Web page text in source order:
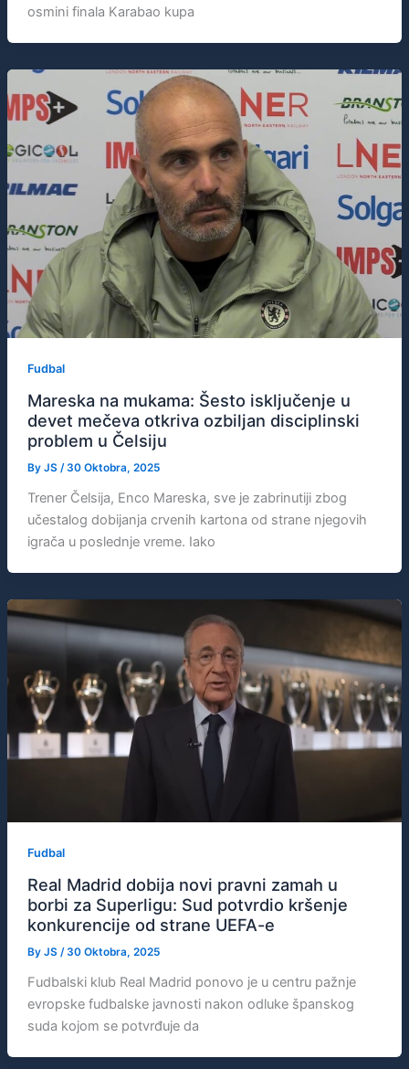
osmini finala Karabao kupa
Fudbal
Mareska na mukama: Šesto isključenje u
devet mečeva otkriva ozbiljan disciplinski
problem u Čelsiju
By JS /30 Oktobra, 2025
Trener Čelsija, Enco Mareska, sve je zabrinutiji zbog
učestalog dobijanja crvenih kartona od strane njegovih
igrača u poslednje vreme. Iako
Fudbal
Real Madrid dobija novi pravni zamah u
borbi za Superligu: Sud potvrdio kršenje
konkurencije od strane UEFA-e
By JS /30 Oktobra, 2025
Fudbalski klub Real Madrid ponovo je u centru pažnje
evropske fudbalske javnosti nakon odluke španskog
suda kojom se potvrđuje da